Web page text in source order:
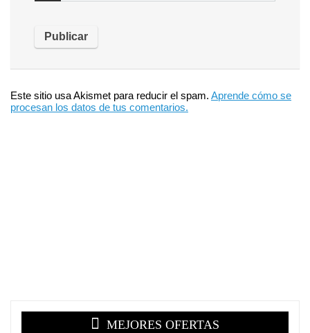
Este sitio usa Akismet para reducir el spam. Aprende cómo se
procesan los datos de tus comentarios.
MEJORES OFERTAS